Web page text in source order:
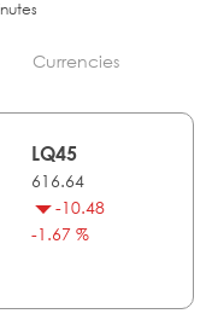
Currencies
LQ45
616.64
-10.48
-1.67 %